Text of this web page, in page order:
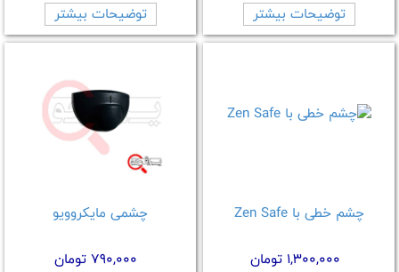
توضیحات بیشتر
توضیحات بیشتر
چشم خطی با Zen Safe
چشمی مایکروویو